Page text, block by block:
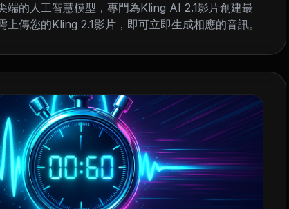
端的人工智慧模型，專門為Kling AI 2.1影片創建最
上傳您的Kling 2.1影片，即可立即生成相應的音訊。